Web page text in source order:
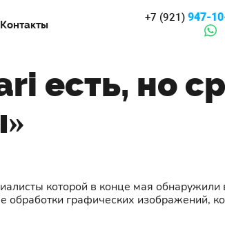
Контакты
+7 (921) 947-
есть, но
которой в конце мая обнаружили
обработки графических изображений,